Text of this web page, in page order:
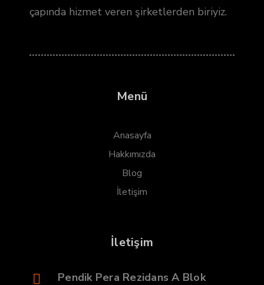
çapında hizmet veren şirketlerden biriyiz.
Menü
Anasayfa
Hakkımızda
Blog
İletişim
İletişim
Pendik Pera Rezidans A Blok